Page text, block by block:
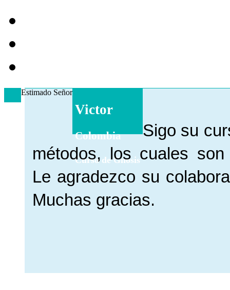
Estimado Señor
Victor
Colombia
Curso de Gnosis
Sigo su
métodos, los cuales son
Le agradezco su
Muchas gracias.